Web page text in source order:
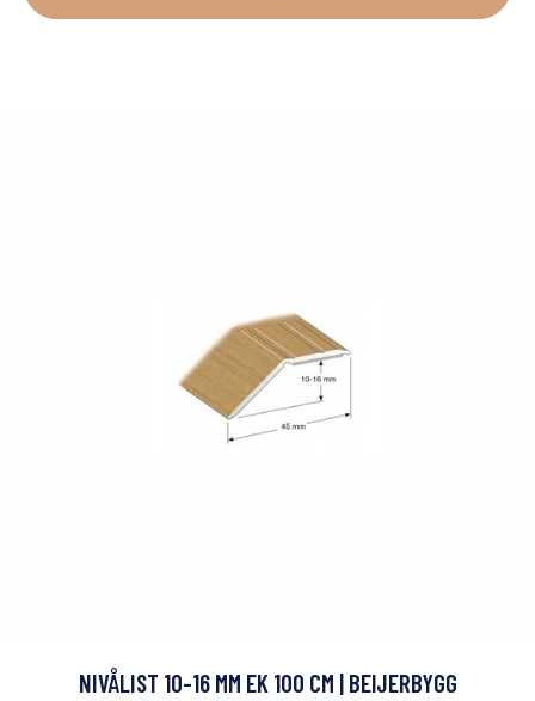
NIVÅLIST 10-16 MM EK 100 CM | BEIJERBYGG